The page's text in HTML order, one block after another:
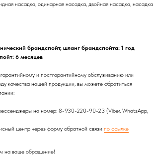
насадка, одинарная насадка, двойная насадка, насадка
брандспойт, шланг брандспойта: 1 год
6 месяцев
и постгарантийному обслуживанию или
качества нашей продукции, вы можете обратиться
на номер: 8-930-220-90-23 (Viber, WhatsApp,
центр через форму обратной связи по ссылке
на ваше обращение!